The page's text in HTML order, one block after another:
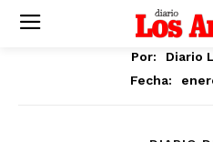
Por:
Diario
Fecha: